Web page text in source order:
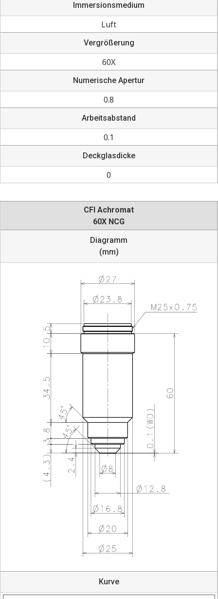
Immersionsmedium
Luft
Vergrößerung
60X
Numerische Apertur
0.8
Arbeitsabstand
0.1
Deckglasdicke
0
CFI Achromat
60X NCG
Diagramm
(mm)
Kurve